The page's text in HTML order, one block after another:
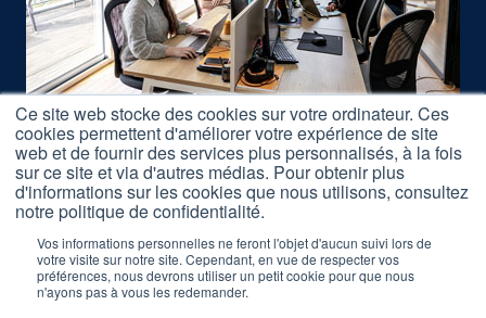
Ce site web stocke des cookies sur votre ordinateur. Ces
cookies permettent d'améliorer votre expérience de site
web et de fournir des services plus personnalisés, à la fois
sur ce site et via d'autres médias. Pour obtenir plus
d'informations sur les cookies que nous utilisons, consultez
notre politique de confidentialité.
Vos informations personnelles ne feront l'objet d'aucun suivi lors de
votre visite sur notre site. Cependant, en vue de respecter vos
préférences, nous devrons utiliser un petit cookie pour que nous
n'ayons pas à vous les redemander.
Nous rejoindre
Accès Formations
Nos Partenaires
Mentions légales
Réclamation Formations